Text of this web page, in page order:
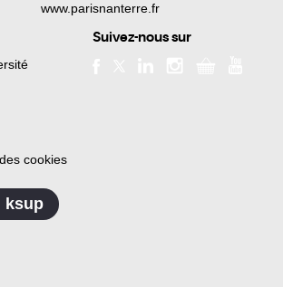
www.parisnanterre.fr
cookies
Suivez-nous sur
ksup